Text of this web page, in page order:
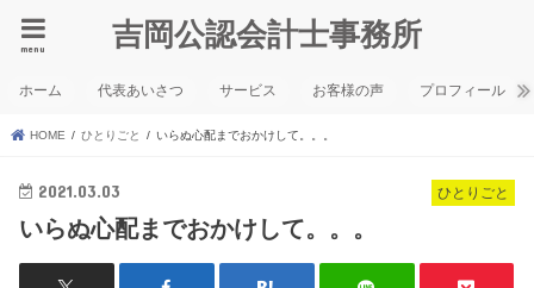
吉岡公認会計士事務所
menu
ホーム 代表あいさつ サービス お客様の声 プロフィール
HOME ひとりごと いらぬ心配までおかけして。。。
ひとりごと
2021.03.03
いらぬ心配までおかけして。。。